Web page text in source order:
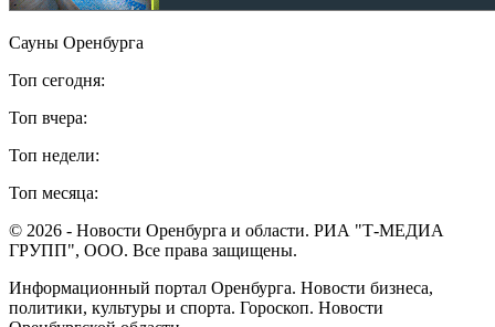
Сауны Оренбурга
Топ сегодня:
Топ вчера:
Топ недели:
Топ месяца:
© 2026 - Новости Оренбурга и области. РИА "Т-МЕДИА
ГРУПП", ООО. Все права защищены.
Информационный портал Оренбурга. Новости бизнеса,
политики, культуры и спорта. Гороскоп. Новости